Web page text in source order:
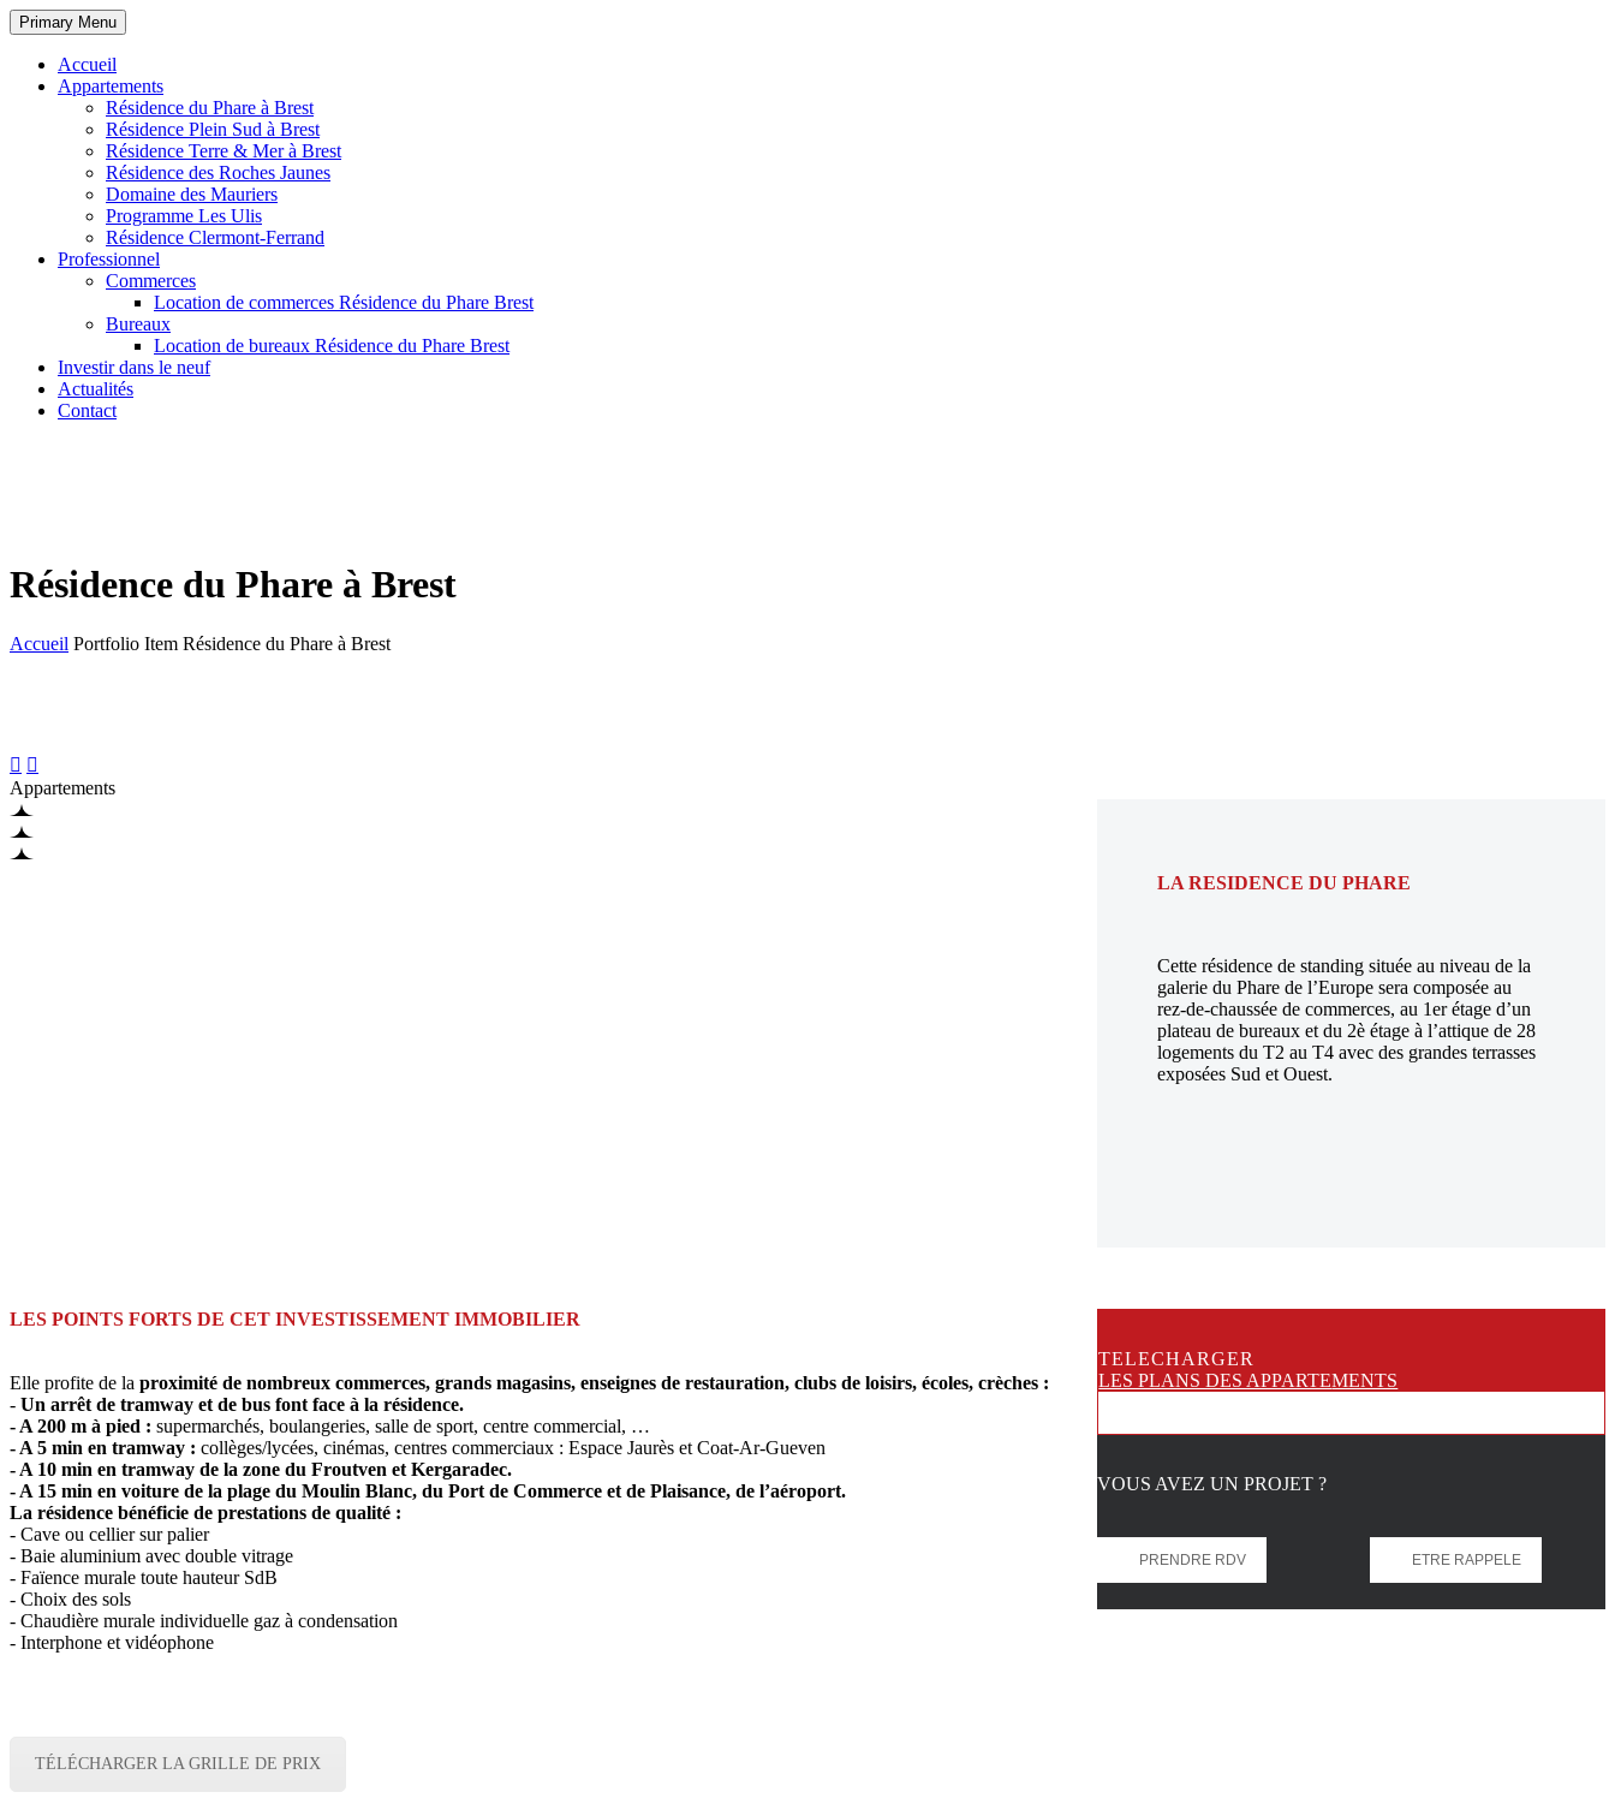
Primary Menu
Accueil
Appartements
Résidence du Phare à Brest
Résidence Plein Sud à Brest
Résidence Terre & Mer à Brest
Résidence des Roches Jaunes
Domaine des Mauriers
Programme Les Ulis
Résidence Clermont-Ferrand
Professionnel
Commerces
Location de commerces Résidence du Phare Brest
Bureaux
Location de bureaux Résidence du Phare Brest
Investir dans le neuf
Actualités
Contact
Résidence du Phare à Brest
Accueil Portfolio Item Résidence du Phare à Brest
 
Appartements
LA RESIDENCE DU PHARE
Cette résidence de standing située au niveau de la
galerie du Phare de l’Europe sera composée au
rez-de-chaussée de commerces, au 1er étage d’un
plateau de bureaux et du 2è étage à l’attique de 28
logements du T2 au T4 avec des grandes terrasses
exposées Sud et Ouest.
LES POINTS FORTS DE CET INVESTISSEMENT IMMOBILIER
Elle profite de la proximité de nombreux commerces, grands magasins, enseignes de restauration, clubs de loisirs, écoles, crèches :
- Un arrêt de tramway et de bus font face à la résidence.
- A 200 m à pied : supermarchés, boulangeries, salle de sport, centre commercial, …
- A 5 min en tramway : collèges/lycées, cinémas, centres commerciaux : Espace Jaurès et Coat-Ar-Gueven
- A 10 min en tramway de la zone du Froutven et Kergaradec.
- A 15 min en voiture de la plage du Moulin Blanc, du Port de Commerce et de Plaisance, de l’aéroport.
La résidence bénéficie de prestations de qualité :
- Cave ou cellier sur palier
- Baie aluminium avec double vitrage
- Faïence murale toute hauteur SdB
- Choix des sols
- Chaudière murale individuelle gaz à condensation
- Interphone et vidéophone
TÉLÉCHARGER LA GRILLE DE PRIX
TELECHARGER
LES PLANS DES APPARTEMENTS
VOUS AVEZ UN PROJET ?
PRENDRE RDV ETRE RAPPELE